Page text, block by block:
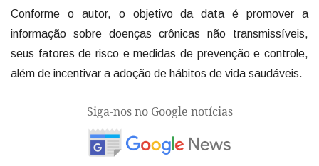
Conforme o autor, o objetivo da data é promover a
informação sobre doenças crônicas não transmissíveis,
seus fatores de risco e medidas de prevenção e controle,
além de incentivar a adoção de hábitos de vida saudáveis.
Siga-nos no Google notícias